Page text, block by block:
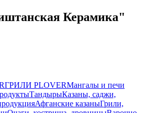
Керамика"
ГРИЛИ PLOVERМангалы и печи
ТандырыКазаны, саджи,
Афганские казаныГрили,